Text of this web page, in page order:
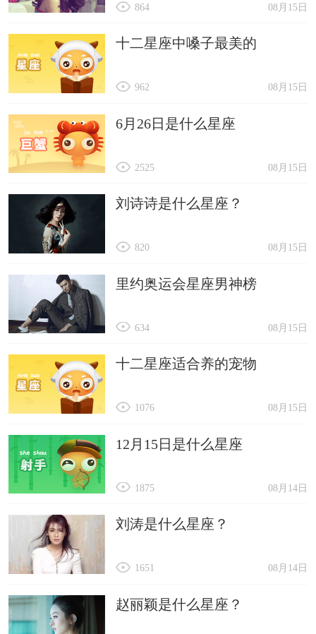
08月15日
864
十二星座中嗓子最美的
08月15日
962
6月26日是什么星座
08月15日
2525
刘诗诗是什么星座？
08月15日
820
里约奥运会星座男神榜
08月15日
634
十二星座适合养的宠物
08月15日
1076
12月15日是什么星座
08月14日
1875
刘涛是什么星座？
08月14日
1651
赵丽颖是什么星座？